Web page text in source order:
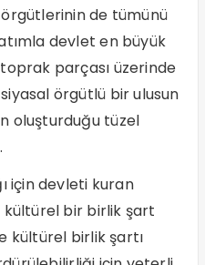
de tümünü
devlet en büyük
parçası üzerinde
örgütlü bir ulusun
oluşturduğu tüzel
için devleti kuran
kültürel bir birlik şart
kültürel birlik şartı